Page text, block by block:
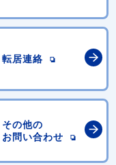
転居連絡
その他の
お問い合わせ